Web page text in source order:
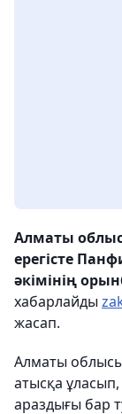
Алматы
ерегісте
әкімінің
хабарлайды
жасап.
Алматы
атысқа
араздығы бар